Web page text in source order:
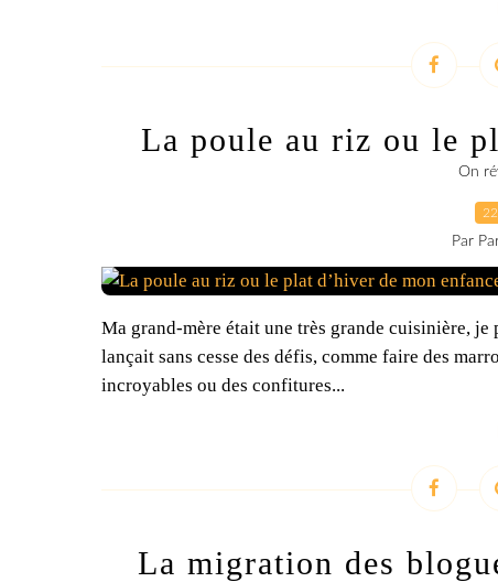
La poule au riz ou le
On
Par
Ma grand-mère était une très grande cuisinière, je
lançait sans cesse des défis, comme faire des
incroyables ou des confitures...
La migration des